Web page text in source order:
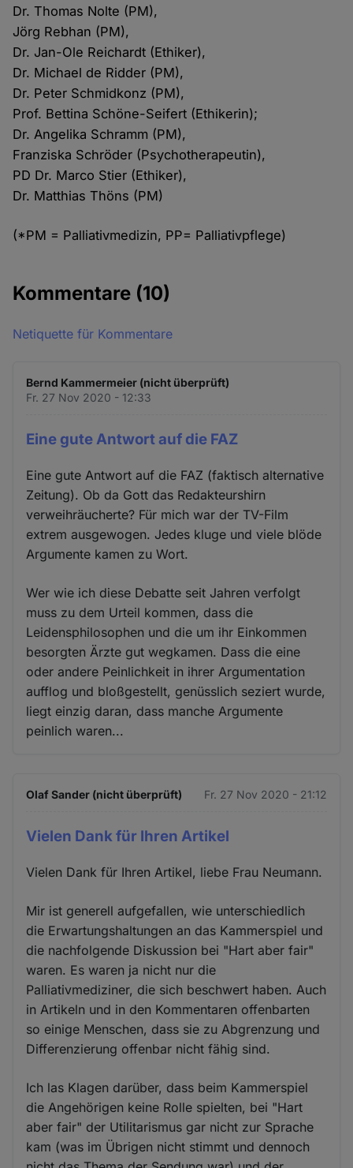
Dr. Thomas Nolte (PM),
Jörg Rebhan (PM),
Dr. Jan-Ole Reichardt (Ethiker),
Dr. Michael de Ridder (PM),
Dr. Peter Schmidkonz (PM),
Prof. Bettina Schöne-Seifert (Ethikerin);
Dr. Angelika Schramm (PM),
Franziska Schröder (Psychotherapeutin),
PD Dr. Marco Stier (Ethiker),
Dr. Matthias Thöns (PM)
(*PM = Palliativmedizin, PP= Palliativpflege)
Kommentare (10)
Netiquette für Kommentare
Bernd Kammermeier (nicht überprüft)
Fr. 27 Nov 2020 - 12:33
Eine gute Antwort auf die FAZ
Eine gute Antwort auf die FAZ (faktisch alternative
Zeitung). Ob da Gott das Redakteurshirn
verweihräucherte? Für mich war der TV-Film
extrem ausgewogen. Jedes kluge und viele blöde
Argumente kamen zu Wort.
Wer wie ich diese Debatte seit Jahren verfolgt
muss zu dem Urteil kommen, dass die
Leidensphilosophen und die um ihr Einkommen
besorgten Ärzte gut wegkamen. Dass die eine
oder andere Peinlichkeit in ihrer Argumentation
aufflog und bloßgestellt, genüsslich seziert wurde,
liegt einzig daran, dass manche Argumente
peinlich waren...
Olaf Sander (nicht überprüft) Fr. 27 Nov 2020 - 21:12
Vielen Dank für Ihren Artikel
Vielen Dank für Ihren Artikel, liebe Frau Neumann.
Mir ist generell aufgefallen, wie unterschiedlich
die Erwartungshaltungen an das Kammerspiel und
die nachfolgende Diskussion bei "Hart aber fair"
waren. Es waren ja nicht nur die
Palliativmediziner, die sich beschwert haben. Auch
in Artikeln und in den Kommentaren offenbarten
so einige Menschen, dass sie zu Abgrenzung und
Differenzierung offenbar nicht fähig sind.
Ich las Klagen darüber, dass beim Kammerspiel
die Angehörigen keine Rolle spielten, bei "Hart
aber fair" der Utilitarismus gar nicht zur Sprache
kam (was im Übrigen nicht stimmt und dennoch